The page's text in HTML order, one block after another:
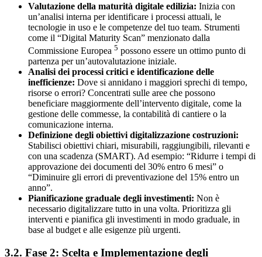
Valutazione della maturità digitale edilizia: Inizia con
un’analisi interna per identificare i processi attuali, le
tecnologie in uso e le competenze del tuo team. Strumenti
come il “Digital Maturity Scan” menzionato dalla
Commissione Europea 5 possono essere un ottimo punto di
partenza per un’autovalutazione iniziale.
Analisi dei processi critici e identificazione delle
inefficienze: Dove si annidano i maggiori sprechi di tempo,
risorse o errori? Concentrati sulle aree che possono
beneficiare maggiormente dell’intervento digitale, come la
gestione delle commesse, la contabilità di cantiere o la
comunicazione interna.
Definizione degli obiettivi digitalizzazione costruzioni:
Stabilisci obiettivi chiari, misurabili, raggiungibili, rilevanti e
con una scadenza (SMART). Ad esempio: “Ridurre i tempi di
approvazione dei documenti del 30% entro 6 mesi” o
“Diminuire gli errori di preventivazione del 15% entro un
anno”.
Pianificazione graduale degli investimenti: Non è
necessario digitalizzare tutto in una volta. Prioritizza gli
interventi e pianifica gli investimenti in modo graduale, in
base al budget e alle esigenze più urgenti.
3.2. Fase 2: Scelta e Implementazione degli